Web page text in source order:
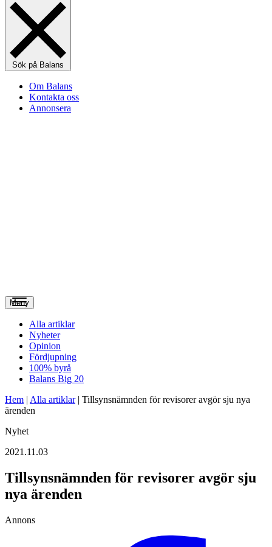
Sök på Balans
Om Balans
Kontakta oss
Annonsera
Meny
Alla artiklar
Nyheter
Opinion
Fördjupning
100% byrå
Balans Big 20
Hem | Alla artiklar| Tillsynsnämnden för revisorer avgör sju nya
ärenden
Nyhet
2021.11.03
Tillsynsnämnden för revisorer avgör sju
nya ärenden
Annons